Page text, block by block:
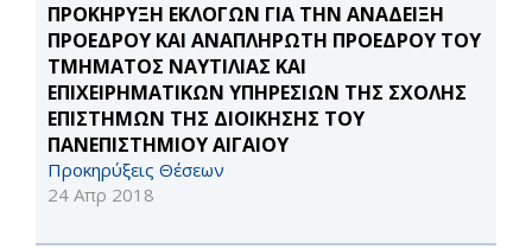
ΠΡΟΚΗΡΥΞΗ ΕΚΛΟΓΩΝ ΓΙΑ ΤΗΝ ΑΝΑΔΕΙΞΗ
ΠΡΟΕΔΡΟΥ ΚΑΙ ΑΝΑΠΛΗΡΩΤΗ ΠΡΟΕΔΡΟΥ ΤΟΥ
ΤΜΗΜΑΤΟΣ ΝΑΥΤΙΛΙΑΣ ΚΑΙ
ΕΠΙΧΕΙΡΗΜΑΤΙΚΩΝ ΥΠΗΡΕΣΙΩΝ ΤΗΣ ΣΧΟΛΗΣ
ΕΠΙΣΤΗΜΩΝ ΤΗΣ ΔΙΟΙΚΗΣΗΣ ΤΟΥ
ΠΑΝΕΠΙΣΤΗΜΙΟΥ ΑΙΓΑΙΟΥ
Προκηρύξεις Θέσεων
24 Απρ 2018